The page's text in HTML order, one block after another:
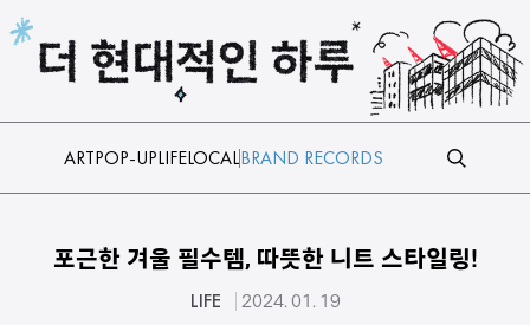
본문 바로가기
ARTPOP-UPLIFELOCALBRAND RECORDS
포근한 겨울 필수템, 따뜻한 니트 스타일링!
LIFE 2024. 01. 19